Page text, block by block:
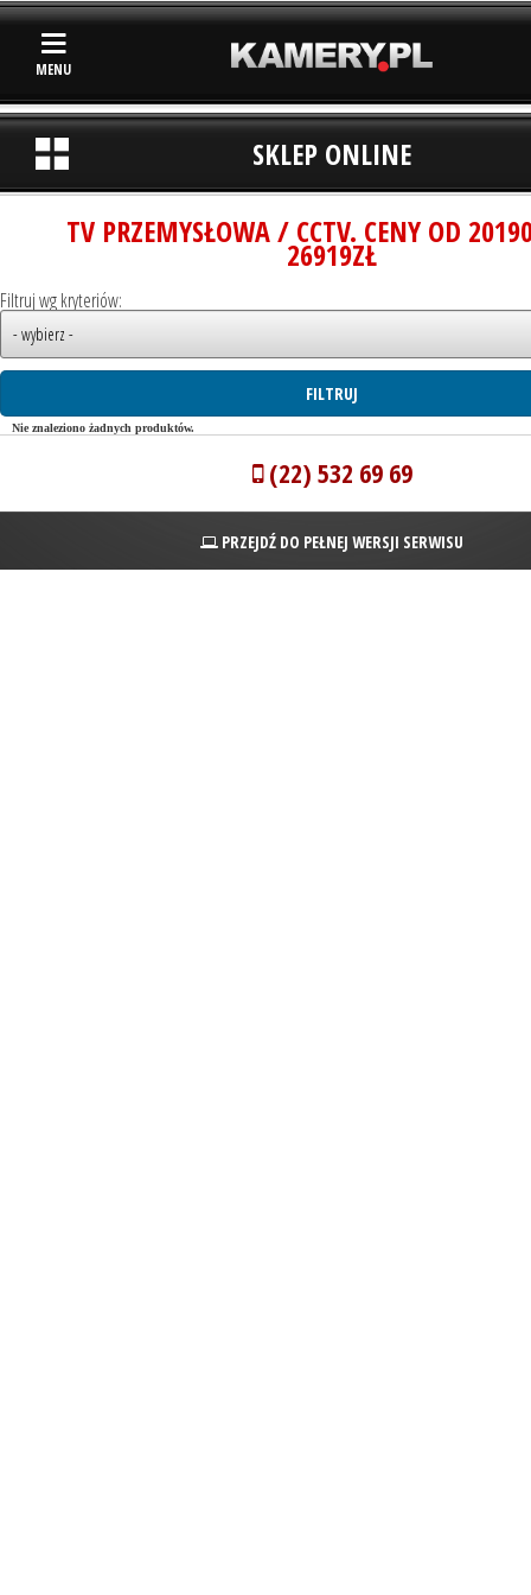
MENU
SKLEP ONLINE
TV PRZEMYSŁOWA / CCTV. CENY OD
26919ZŁ
Filtruj wg kryteriów:
Nie znaleziono żadnych produktów.
(22) 532 69 69
PRZEJDŹ DO PEŁNEJ WERSJI SERWISU